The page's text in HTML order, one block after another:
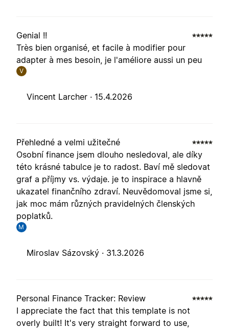
Genial !!
Très bien organisé, et facile à modifier pour
adapter à mes besoin, je l'améliore aussi un peu
V
Vincent Larcher · 15.4.2026
Přehledné a velmi užitečné
Osobní finance jsem dlouho nesledoval, ale díky
této krásné tabulce je to radost. Baví mě sledovat
graf a příjmy vs. výdaje. je to inspirace a hlavně
ukazatel finančního zdraví. Neuvědomoval jsme si,
jak moc mám různých pravidelných členských
poplatků.
M
Miroslav Sázovský · 31.3.2026
Personal Finance Tracker: Review
I appreciate the fact that this template is not
overly built! It's very straight forward to use,